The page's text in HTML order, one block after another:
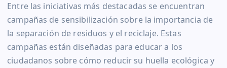
Entre las iniciativas más destacadas se encuentran
campañas de sensibilización sobre la importancia de
la separación de residuos y el reciclaje. Estas
campañas están diseñadas para educar a los
ciudadanos sobre cómo reducir su huella ecológica y